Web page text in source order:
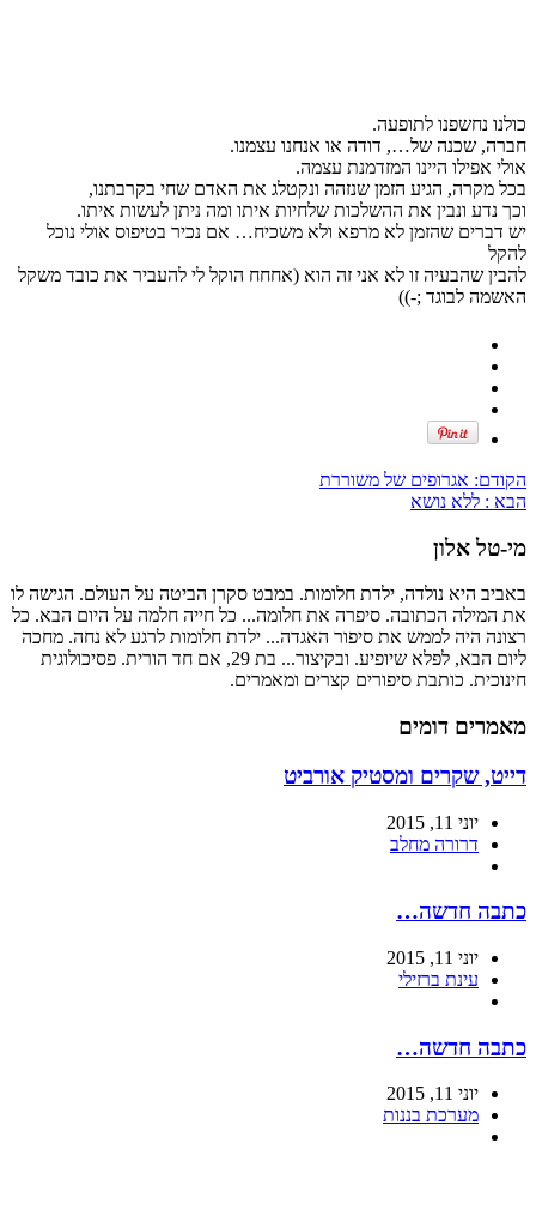
כולנו נחשפנו לתופעה.
חברה, שכנה של…, דודה או אנחנו עצמנו.
אולי אפילו היינו המזדמנת עצמה.
בכל מקרה, הגיע הזמן שנזהה ונקטלג את האדם שחי בקרבתנו,
וכך נדע ונבין את ההשלכות שלחיות איתו ומה ניתן לעשות איתו.
יש דברים שהזמן לא מרפא ולא משכיח… אם נכיר בטיפוס אולי נוכל
להקל
להבין שהבעיה זו לא אני זה הוא (אחחח הוקל לי להעביר את כובד משקל
האשמה לבוגד ;-))
הקודם: אגרופים של משוררת
הבא : ללא נושא
מי-טל אלון
באביב היא נולדה, ילדת חלומות. במבט סקרן הביטה על העולם. הגישה לו
את המילה הכתובה. סיפרה את חלומה... כל חייה חלמה על היום הבא. כל
רצונה היה לממש את סיפור האגדה... ילדת חלומות לרגע לא נחה. מחכה
ליום הבא, לפלא שיופיע. ובקיצור... בת 29, אם חד הורית. פסיכולוגית
חינוכית. כותבת סיפורים קצרים ומאמרים.
מאמרים דומים
דייט, שקרים ומסטיק אורביט
יוני 11, 2015
דרורה מחלב
כתבה חדשה…
יוני 11, 2015
עינת ברזילי
כתבה חדשה…
יוני 11, 2015
מערכת בננות